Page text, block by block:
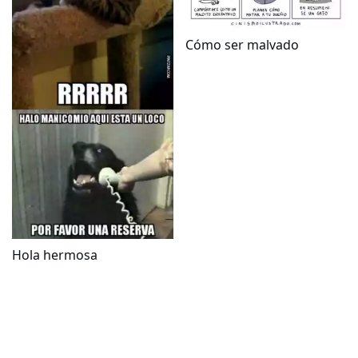
Hola hermosa
Cómo ser malvado